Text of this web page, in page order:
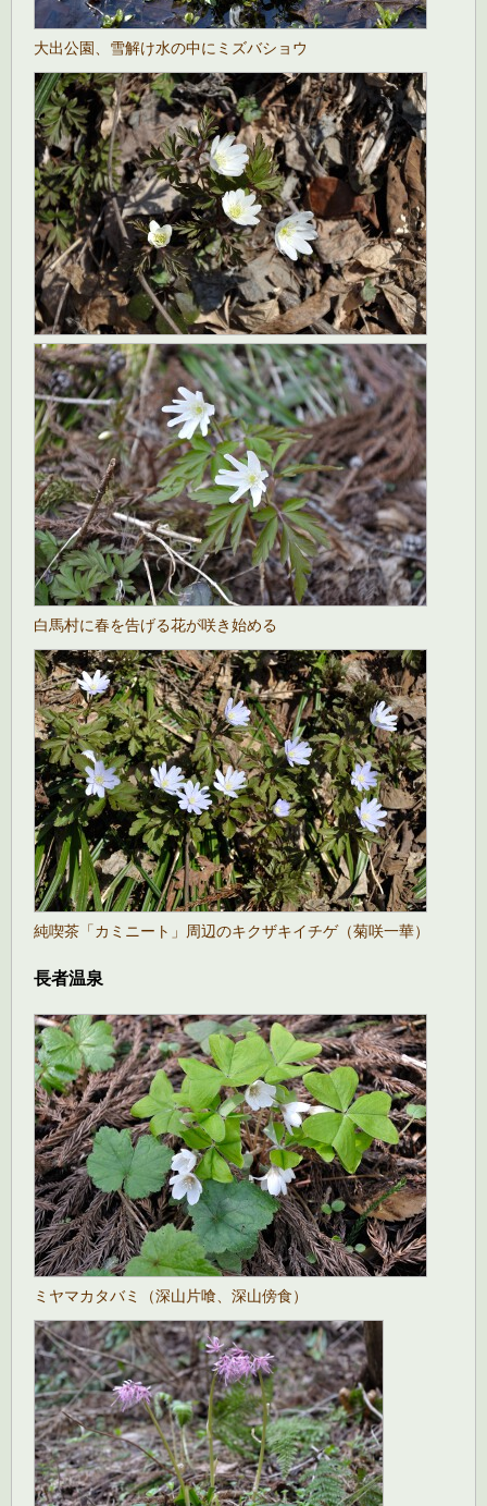
大出公園、雪解け水の中にミズバショウ
白馬村に春を告げる花が咲き始める
純喫茶「カミニート」周辺のキクザキイチゲ（菊咲一華）
長者温泉
ミヤマカタバミ（深山片喰、深山傍食）